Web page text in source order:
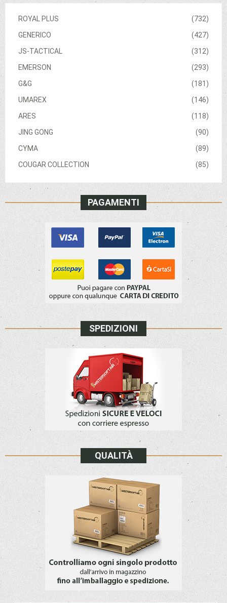
(732)
ROYAL PLUS
(427)
GENERICO
(312)
JS-TACTICAL
(293)
EMERSON
(181)
G&G
(146)
UMAREX
(118)
ARES
(90)
JING GONG
(89)
CYMA
(85)
COUGAR COLLECTION
PAGAMENTI
SPEDIZIONI
QUALITÀ